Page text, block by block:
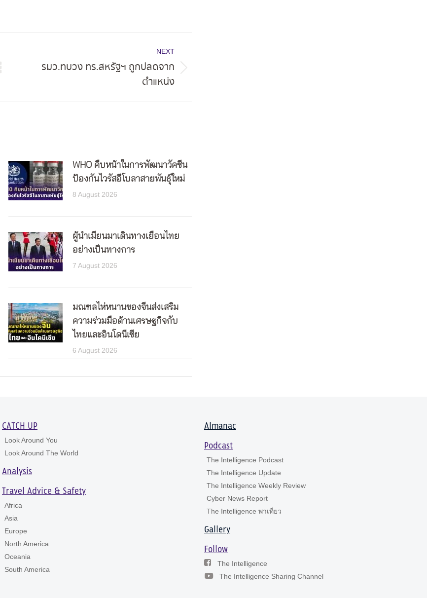
NEXT
รมว.ทบวง ทร.สหรัฐฯ ถูกปลดจาก
ตำแหน่ง
WHO คืบหน้าในการพัฒนาวัคซีน
ป้องกันไวรัสอีโบลาสายพันธุ์ใหม่
8 August 2026
ผู้นำเมียนมาเดินทางเยือนไทย
อย่างเป็นทางการ
7 August 2026
มณฑลไห่หนานของจีนส่งเสริม
ความร่วมมือด้านเศรษฐกิจกับ
ไทยและอินโดนีเซีย
6 August 2026
CATCH UP
Look Around You
Look Around The World
Analysis
Travel Advice & Safety
Africa
Asia
Europe
North America
Oceania
South America
Almanac
Podcast
The Intelligence Podcast
The Intelligence Update
The Intelligence Weekly Review
Cyber News Report
The Intelligence พาเที่ยว
Gallery
Follow
The Intelligence
The Intelligence Sharing Channel